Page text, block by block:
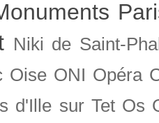
Niki de Saint-
Oise ONI Opéra
d'Ille sur Tet Os